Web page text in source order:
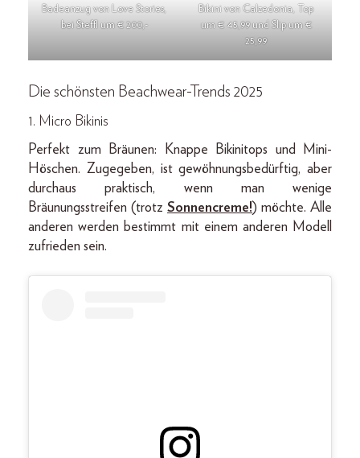
Badeanzug von Love Stories,
bei Steffl um € 200,-
Bikini von Calzedonia, Top
um € 45,99 und Slip um €
25,99
Die schönsten Beachwear-Trends 2025
1. Micro Bikinis
Perfekt zum Bräunen: Knappe Bikinitops und Mini-
Höschen. Zugegeben, ist gewöhnungsbedürftig, aber
durchaus praktisch, wenn man wenige
Bräunungsstreifen (trotz Sonnencreme!) möchte. Alle
anderen werden bestimmt mit einem anderen Modell
zufrieden sein.